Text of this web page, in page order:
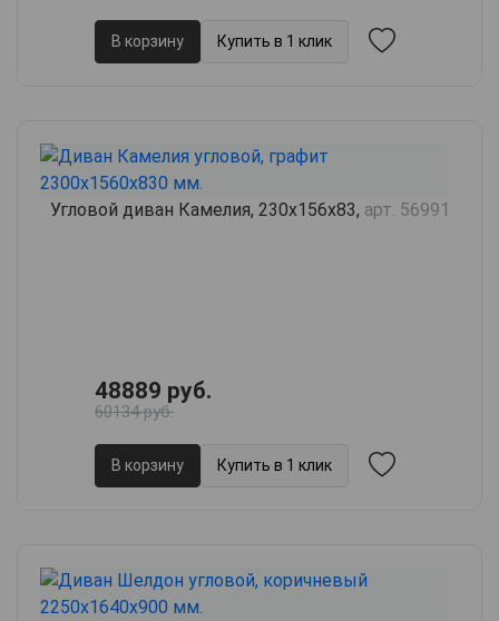
В корзину Купить в 1 клик
Угловой диван Камелия, 230х156х83, арт. 56991
48889 руб.
60134 руб.
В корзину Купить в 1 клик